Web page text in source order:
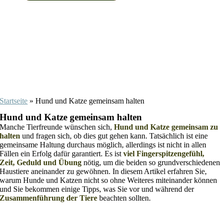
Startseite »Hund und Katze gemeinsam halten
Hund und Katze gemeinsam halten
Manche Tierfreunde wünschen sich,Hund und Katze gemeinsam zu
halten und fragen sich, ob dies gut gehen kann. Tatsächlich ist eine
gemeinsame Haltung durchaus möglich, allerdings ist nicht in allen
Fällen ein Erfolg dafür garantiert. Es istviel Fingerspitzengefühl,
Zeit, Geduld und Übung nötig, um die beiden so grundverschiedenen
Haustiere aneinander zu gewöhnen. In diesem Artikel erfahren Sie,
warum Hunde und Katzen nicht so ohne Weiteres miteinander können
und Sie bekommen einige Tipps, was Sie vor und während der
Zusammenführung der Tiere beachten sollten.